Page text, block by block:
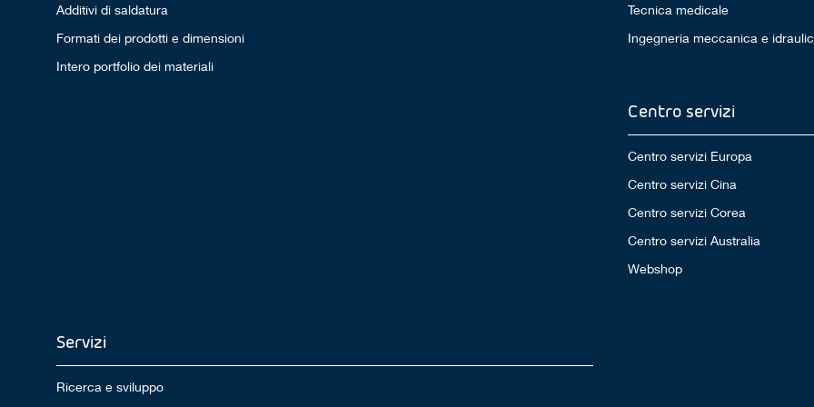
Additivi di saldatura
Formati dei prodotti e dimensioni
Intero portfolio dei materiali
Tecnica medicale
Ingegneria meccanica e
Centro servizi
Centro servizi Europa
Centro servizi Cina
Centro servizi Corea
Centro servizi Australia
Webshop
Servizi
Ricerca e sviluppo